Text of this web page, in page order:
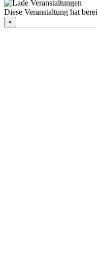
Diese Veranstaltung hat
×